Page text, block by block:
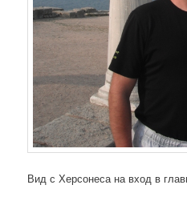
Вид с Херсонеса на вход в